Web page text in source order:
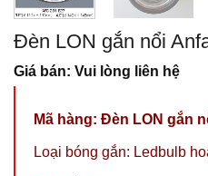
Đèn LON gắn nổi
Giá bán: Vui lòng liên hệ
Mã hàng: Đèn LON gắn
Loại bóng gắn: Ledbulb